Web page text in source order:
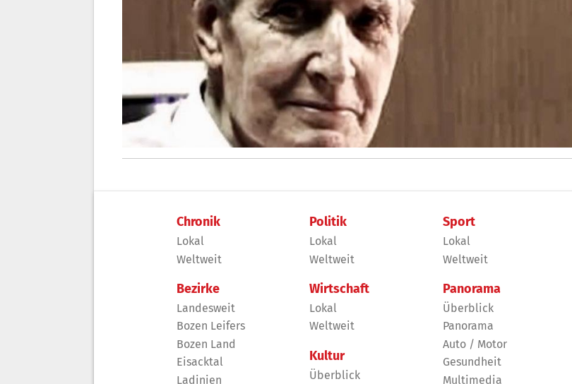
Chronik
Lokal
Weltweit
Bezirke
Landesweit
Bozen Leifers
Bozen Land
Eisacktal
Ladinien
Politik
Lokal
Weltweit
Wirtschaft
Lokal
Weltweit
Kultur
Überblick
Sport
Lokal
Weltweit
Panorama
Überblick
Panorama
Auto / Motor
Gesundheit
Multimedia